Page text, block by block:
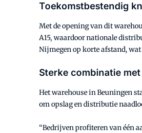
Toekomstbestendig
Met de opening van dit
A15, waardoor nationale
Nijmegen op korte afstand,
Sterke combinatie
Het warehouse in Beuningen
om opslag en distributie
“Bedrijven profiteren van één